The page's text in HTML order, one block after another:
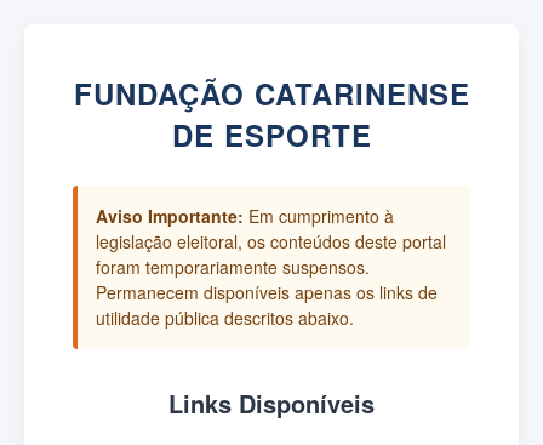
FUNDAÇÃO CATARINENSE
DE ESPORTE
Aviso Importante: Em cumprimento à
legislação eleitoral, os conteúdos deste portal
foram temporariamente suspensos.
Permanecem disponíveis apenas os links de
utilidade pública descritos abaixo.
Links Disponíveis